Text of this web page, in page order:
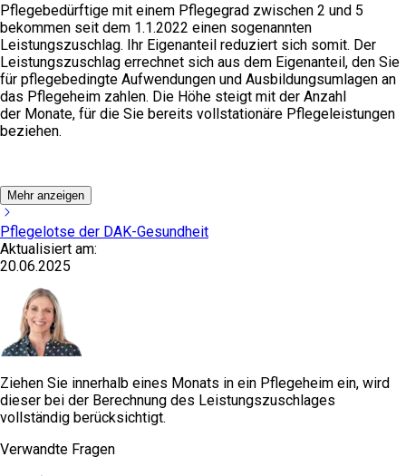
Pflegebedürftige mit einem Pflegegrad zwischen 2 und 5
bekommen seit dem 1.1.2022 einen sogenannten
Leistungszuschlag. Ihr Eigenanteil reduziert sich somit. Der
Leistungszuschlag errechnet sich aus dem Eigenanteil, den Sie
für pflegebedingte Aufwendungen und Ausbildungsumlagen an
das Pflegeheim zahlen. Die Höhe steigt mit der Anzahl
der Monate, für die Sie bereits vollstationäre Pflegeleistungen
beziehen.
Mehr anzeigen
Pflegelotse der DAK-Gesundheit
Aktualisiert am:
20.06.2025
Ziehen Sie innerhalb eines Monats in ein Pflegeheim ein, wird
dieser bei der Berechnung des Leistungszuschlages
vollständig berücksichtigt.
Verwandte Fragen